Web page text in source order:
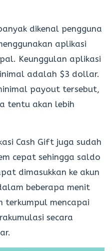
dikenal pengguna
aplikasi
Keunggulan aplikasi
adalah $3 dollar.
payout tersebut,
tentu akan lebih
Cash Gift juga sudah
cepat sehingga saldo
dimasukkan ke akun
beberapa menit
terkumpul mencapai
secara